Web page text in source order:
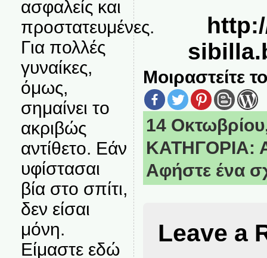
ασφαλείς και
προστατευμένες.
Για πολλές
γυναίκες,
όμως,
σημαίνει το
ακριβώς
αντίθετο. Εάν
υφίστασαι
βία στο σπίτι,
δεν είσαι
μόνη.
Είμαστε εδώ
Μοιραστείτε
14
ΚΑΤΗΓΟΡΙΑ:
Αφήστε ένα
Leave a